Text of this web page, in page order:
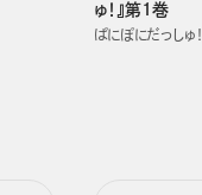
ゅ！』第1巻
ぱにぽにだっしゅ！